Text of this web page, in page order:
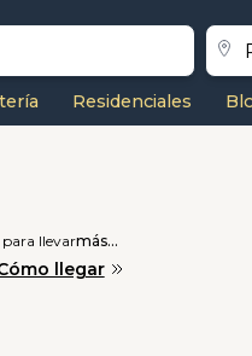
Residenciales
llevarmás...
llegar